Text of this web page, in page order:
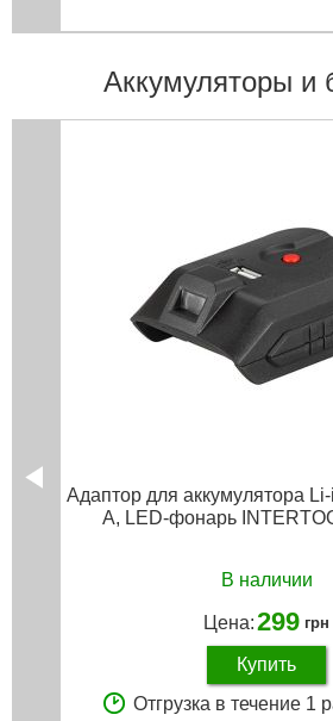
Аккумуляторы и
Адаптор для аккумулятора
A, LED-фонарь
В наличии
Цена:299 грн
Купить
Отгрузка в течение 1